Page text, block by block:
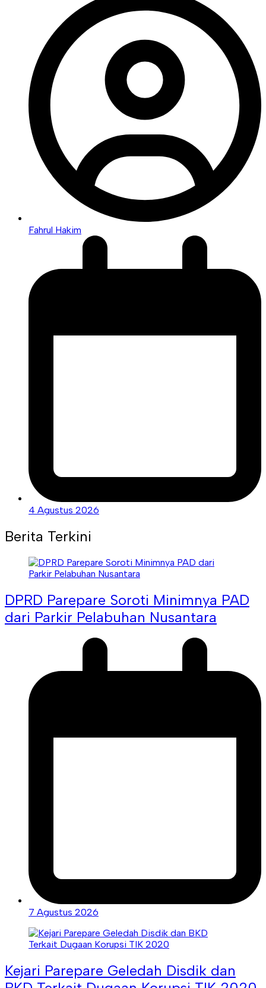
Fahrul Hakim
4 Agustus 2026
Berita Terkini
DPRD Parepare Soroti Minimnya PAD
dari Parkir Pelabuhan Nusantara
7 Agustus 2026
Kejari Parepare Geledah Disdik dan